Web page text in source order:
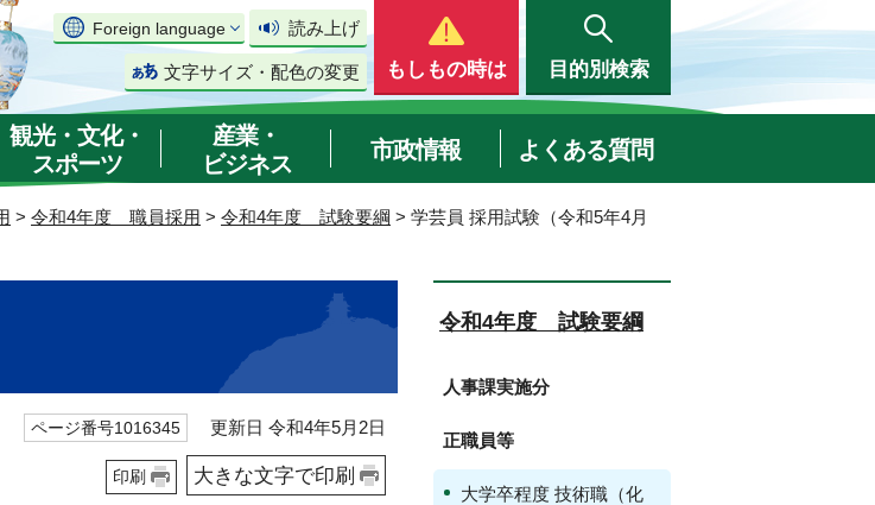
Foreign language 読み上げ
文字サイズ・配色の変更 もしもの時は 目的別検索
観光・文化・
スポーツ
産業・
ビジネス
市政情報 よくある質問
> 令和4年度 職員採用 > 令和4年度 試験要綱 > 学芸員 採用試験（令和5年4月
ページ番号1016345 更新日 令和4年5月2日
印刷 大きな文字で印刷
令和4年度 試験要綱
人事課実施分
正職員等
大学卒程度 技術職（化